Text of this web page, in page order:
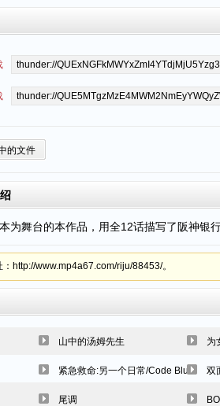
的文件
为舞台的本作品，用全12话描写了阪神银
http://www.mp4a67.com/riju/88453/。
山中的汤姆先生 为
紧急救命:另一个日常/Code Blue另一双
尾调